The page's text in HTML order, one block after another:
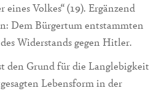
eines Volkes“ (19). Ergänzend
Dem Bürgertum entstammten
Widerstands gegen Hitler.
den Grund für die Langlebigkeit
Lebensform in der